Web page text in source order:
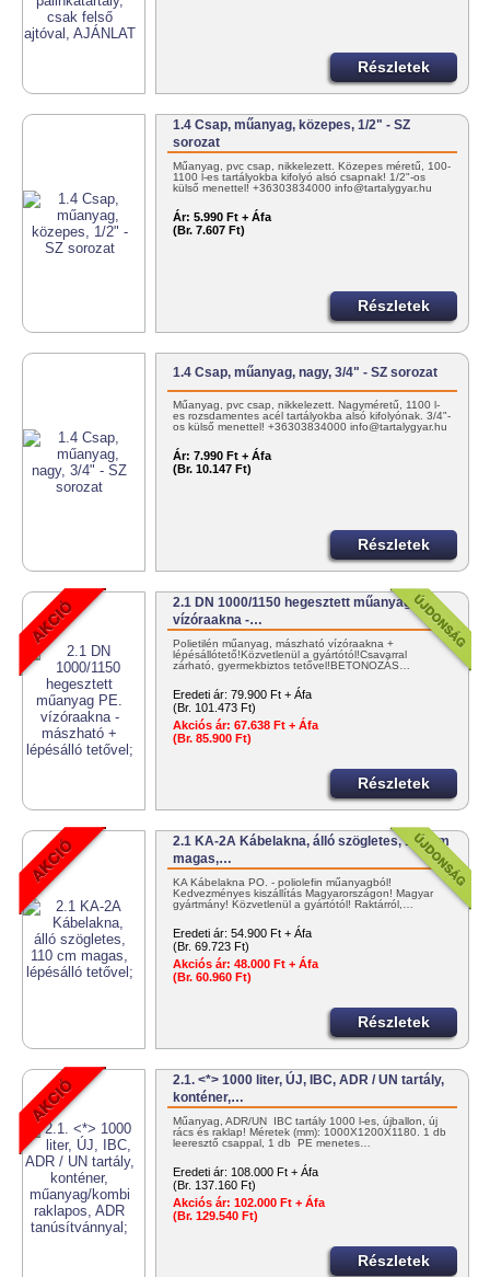
Részletek
1.4 Csap, műanyag, közepes, 1/2" - SZ
sorozat
Műanyag, pvc csap, nikkelezett. Közepes méretű, 100-
1100 l-es tartályokba kifolyó alsó csapnak! 1/2"-os
külső menettel! +36303834000 info@tartalygyar.hu
Ár: 5.990 Ft + Áfa
(Br. 7.607 Ft)
Részletek
1.4 Csap, műanyag, nagy, 3/4" - SZ sorozat
Műanyag, pvc csap, nikkelezett. Nagyméretű, 1100 l-
es rozsdamentes acél tartályokba alsó kifolyónak. 3/4"-
os külső menettel! +36303834000 info@tartalygyar.hu
Ár: 7.990 Ft + Áfa
(Br. 10.147 Ft)
Részletek
2.1 DN 1000/1150 hegesztett műanyag PE.
vízóraakna -…
Polietilén műanyag, mászható vízóraakna +
lépésállótető!Közvetlenül a gyártótól!Csavarral
zárható, gyermekbiztos tetővel!BETONOZÁS…
Eredeti ár: 79.900 Ft + Áfa
(Br. 101.473 Ft)
Akciós ár: 67.638 Ft + Áfa
(Br. 85.900 Ft)
Részletek
2.1 KA-2A Kábelakna, álló szögletes, 110 cm
magas,…
KA Kábelakna PO. - poliolefin műanyagból!
Kedvezményes kiszállítás Magyarországon! Magyar
gyártmány! Közvetlenül a gyártótól! Raktárról,…
Eredeti ár: 54.900 Ft + Áfa
(Br. 69.723 Ft)
Akciós ár: 48.000 Ft + Áfa
(Br. 60.960 Ft)
Részletek
2.1. <*> 1000 liter, ÚJ, IBC, ADR / UN tartály,
konténer,…
Műanyag, ADR/UN IBC tartály 1000 l-es, újballon, új
rács és raklap! Méretek (mm): 1000X1200X1180. 1 db
leeresztő csappal, 1 db PE menetes…
Eredeti ár: 108.000 Ft + Áfa
(Br. 137.160 Ft)
Akciós ár: 102.000 Ft + Áfa
(Br. 129.540 Ft)
Részletek